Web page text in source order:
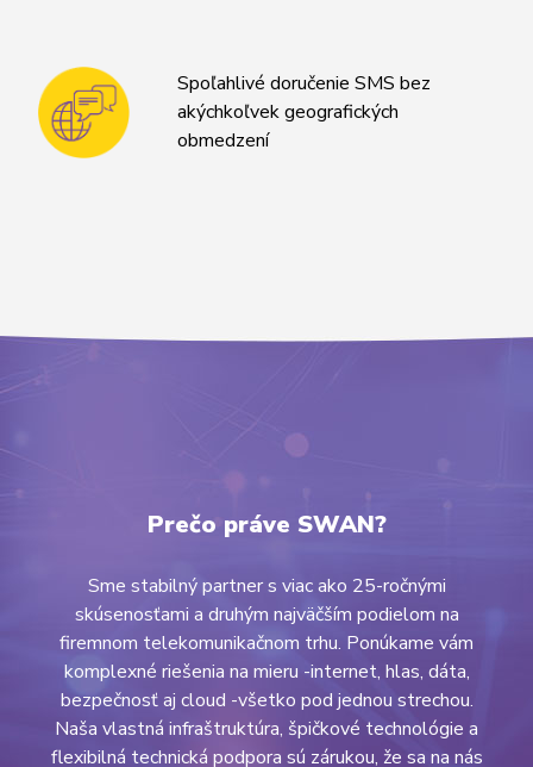
Spoľahlivé doručenie SMS bez
akýchkoľvek geografických
obmedzení
Prečo práve SWAN?
Sme stabilný partner s viac ako 25-ročnými
skúsenosťami a druhým najväčším podielom na
firemnom telekomunikačnom trhu. Ponúkame vám
komplexné riešenia na mieru -internet, hlas, dáta,
bezpečnosť aj cloud -všetko pod jednou strechou.
Naša vlastná infraštruktúra, špičkové technológie a
flexibilná technická podpora sú zárukou, že sa na nás